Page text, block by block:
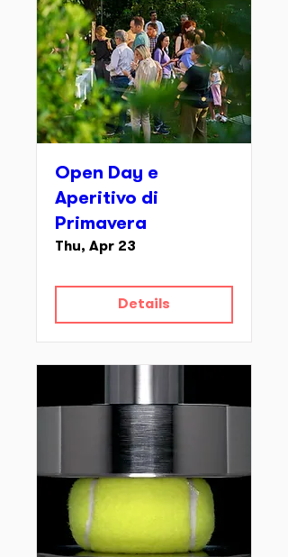
Open Day e
Aperitivo di
Primavera
Thu, Apr 23
Details